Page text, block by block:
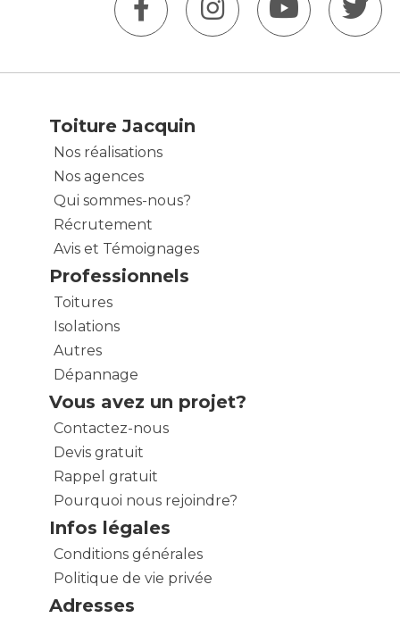
Toiture Jacquin
Nos réalisations
Nos agences
Qui sommes-nous?
Récrutement
Avis et Témoignages
Professionnels
Toitures
Isolations
Autres
Dépannage
Vous avez un projet?
Contactez-nous
Devis gratuit
Rappel gratuit
Pourquoi nous rejoindre?
Infos légales
Conditions générales
Politique de vie privée
Adresses